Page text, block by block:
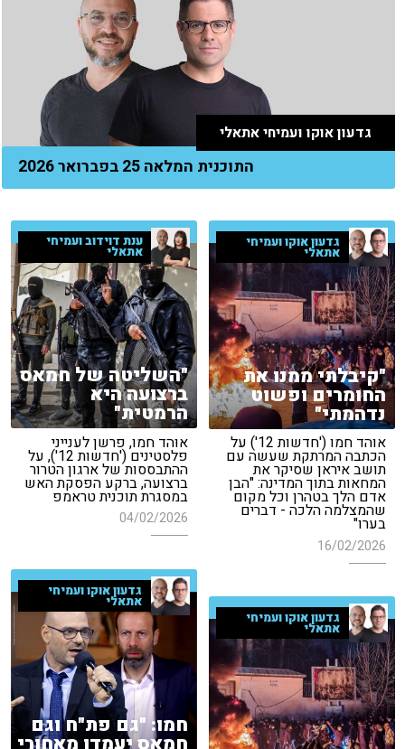
גדעון אוקו ועמיחי אתאלי
התוכנית המלאה 25 בפברואר 2026
גדעון אוקו ועמיחי
אתאלי
"קיבלתי ממנו את
החומרים ופשוט
נדהמתי"
אוהד חמו ('חדשות 12') על
הכתבה המרתקת שעשה עם
תושב איראן שסיקר את
המחאות בתוך המדינה: "הבן
אדם הלך בטהרן וכל מקום
שהמצלמה הלכה - דברים
בערו"
16/02/2026
ענת דוידוב ועמיחי
אתאלי
"השליטה של חמאס
ברצועה היא
הרמטית"
אוהד חמו, פרשן לענייני
פלסטינים ('חדשות 12'), על
ההתבססות של ארגון הטרור
ברצועה, ברקע הפסקת האש
במסגרת תוכנית טראמפ
04/02/2026
גדעון אוקו ועמיחי
אתאלי
חמו: "גם פת"ח וגם
גדעון אוקו ועמיחי
אתאלי